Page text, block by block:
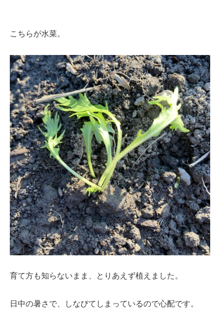
こちらが水菜。
育て方も知らないまま、とりあえず植えました。
日中の暑さで、しなびてしまっているので心配です。